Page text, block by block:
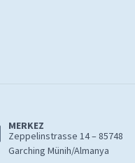
MERKEZ
Zeppelinstrasse 14 – 85748
Garching Münih/Almanya